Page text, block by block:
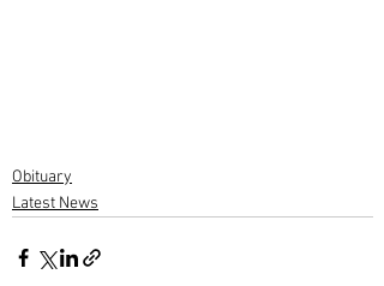
Obituary
Latest News